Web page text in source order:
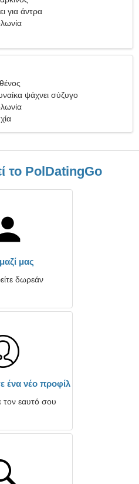
για άντρα
ψάχνει σύζυγο
το PolDatingGo
μας
δωρεάν
ένα νέο προφίλ
τον εαυτό σου